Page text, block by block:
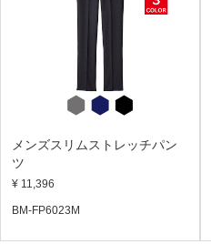
メンズスリムストレッチパン
ツ
¥ 11,396
BM-FP6023M